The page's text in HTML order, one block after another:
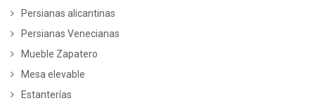
Persianas alicantinas
Persianas Venecianas
Mueble Zapatero
Mesa elevable
Estanterías